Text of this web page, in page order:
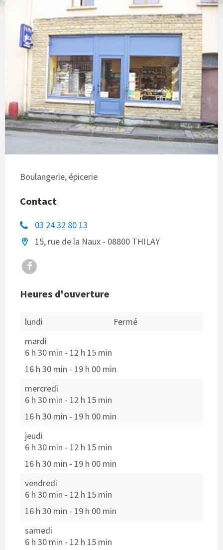
Boulangerie, épicerie
Contact
03 24 32 80 13
15, rue de la Naux - 08800 THILAY
Facebook
Heures d'ouverture
lundi
Fermé
mardi
6 h 30 min - 12 h 15 min
16 h 30 min - 19 h 00 min
mercredi
6 h 30 min - 12 h 15 min
16 h 30 min - 19 h 00 min
jeudi
6 h 30 min - 12 h 15 min
16 h 30 min - 19 h 00 min
vendredi
6 h 30 min - 12 h 15 min
16 h 30 min - 19 h 00 min
samedi
6 h 30 min - 12 h 15 min